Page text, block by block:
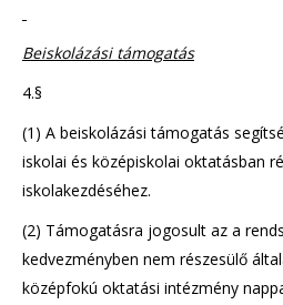
Beiskolázási támogatás
4.§
(1) A beiskolázási támogatás
iskolai és középiskolai oktatásban
iskolakezdéséhez.
(2) Támogatásra jogosult az a
kedvezményben nem részesülő
középfokú oktatási intézmény